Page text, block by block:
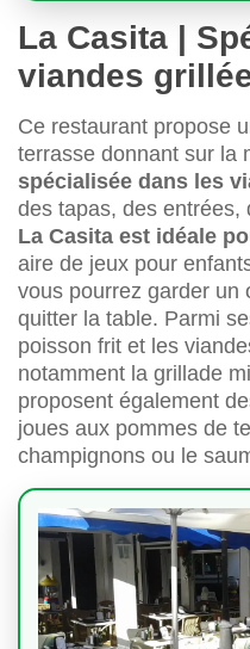
La Casita |
viandes
Ce restaurant propose
terrasse donnant sur la
spécialisée dans les
des tapas, des entrées,
La Casita est idéale
aire de jeux pour
vous pourrez garder
quitter la table. Parmi
poisson frit et les
notamment la grillade
proposent également
joues aux pommes de
champignons ou le